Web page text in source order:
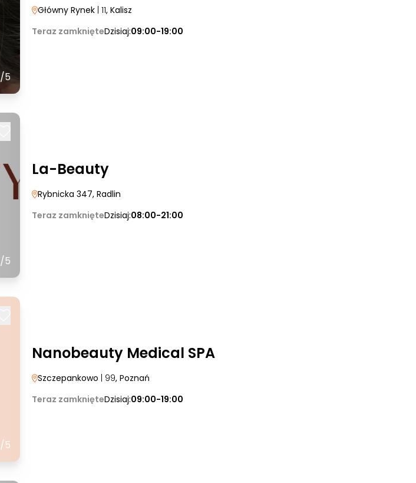
/5
Główny Rynek | 11, Kalisz
Teraz zamknięteDzisiaj:09:00-19:00
/5
La-Beauty
Rybnicka 347, Radlin
Teraz zamknięteDzisiaj:08:00-21:00
/5
Nanobeauty Medical SPA
Szczepankowo | 99, Poznań
Teraz zamknięteDzisiaj:09:00-19:00